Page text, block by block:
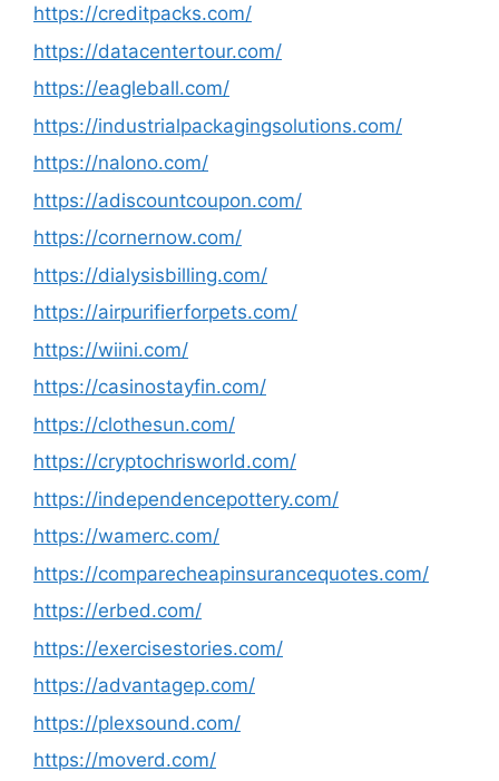
https://creditpacks.com/
https://datacentertour.com/
https://eagleball.com/
https://industrialpackagingsolutions.com/
https://nalono.com/
https://adiscountcoupon.com/
https://cornernow.com/
https://dialysisbilling.com/
https://airpurifierforpets.com/
https://wiini.com/
https://casinostayfin.com/
https://clothesun.com/
https://cryptochrisworld.com/
https://independencepottery.com/
https://wamerc.com/
https://comparecheapinsurancequotes.com/
https://erbed.com/
https://exercisestories.com/
https://advantagep.com/
https://plexsound.com/
https://moverd.com/